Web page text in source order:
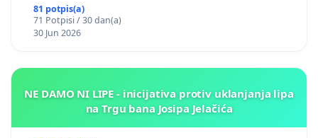
81 potpis(a)
71 Potpisi / 30 dan(a)
30 Jun 2026
NE DAMO NI LIPE - inicijativa protiv uklanjanja lipa
na Trgu bana Josipa Jelačića